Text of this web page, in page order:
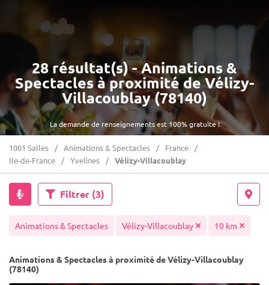
La demande de renseignements est 100% gratuite !
28 résultat(s) - Animations &
Spectacles à proximité de Vélizy-
Villacoublay (78140)
1001 Salles Animations & Spectacles
France
Ile-de-France
Yvelines Vélizy-Villacoublay
Filtrer (3)
Animations & Spectacles Vélizy-Villacoublay 10 km
Animations & Spectacles à proximité de Vélizy-Villacoublay
(78140)